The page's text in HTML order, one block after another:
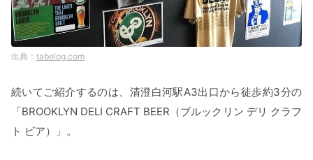
tabelog.com
続いてご紹介するのは、清澄白河駅A3出口から徒歩約3分の
「BROOKLYN DELI CRAFT BEER（ブルックリン デリ クラフ
ト ビア）」。